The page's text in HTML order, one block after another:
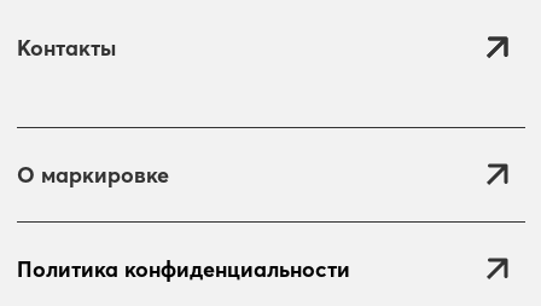
Контакты
О маркировке
Политика конфиденциальности